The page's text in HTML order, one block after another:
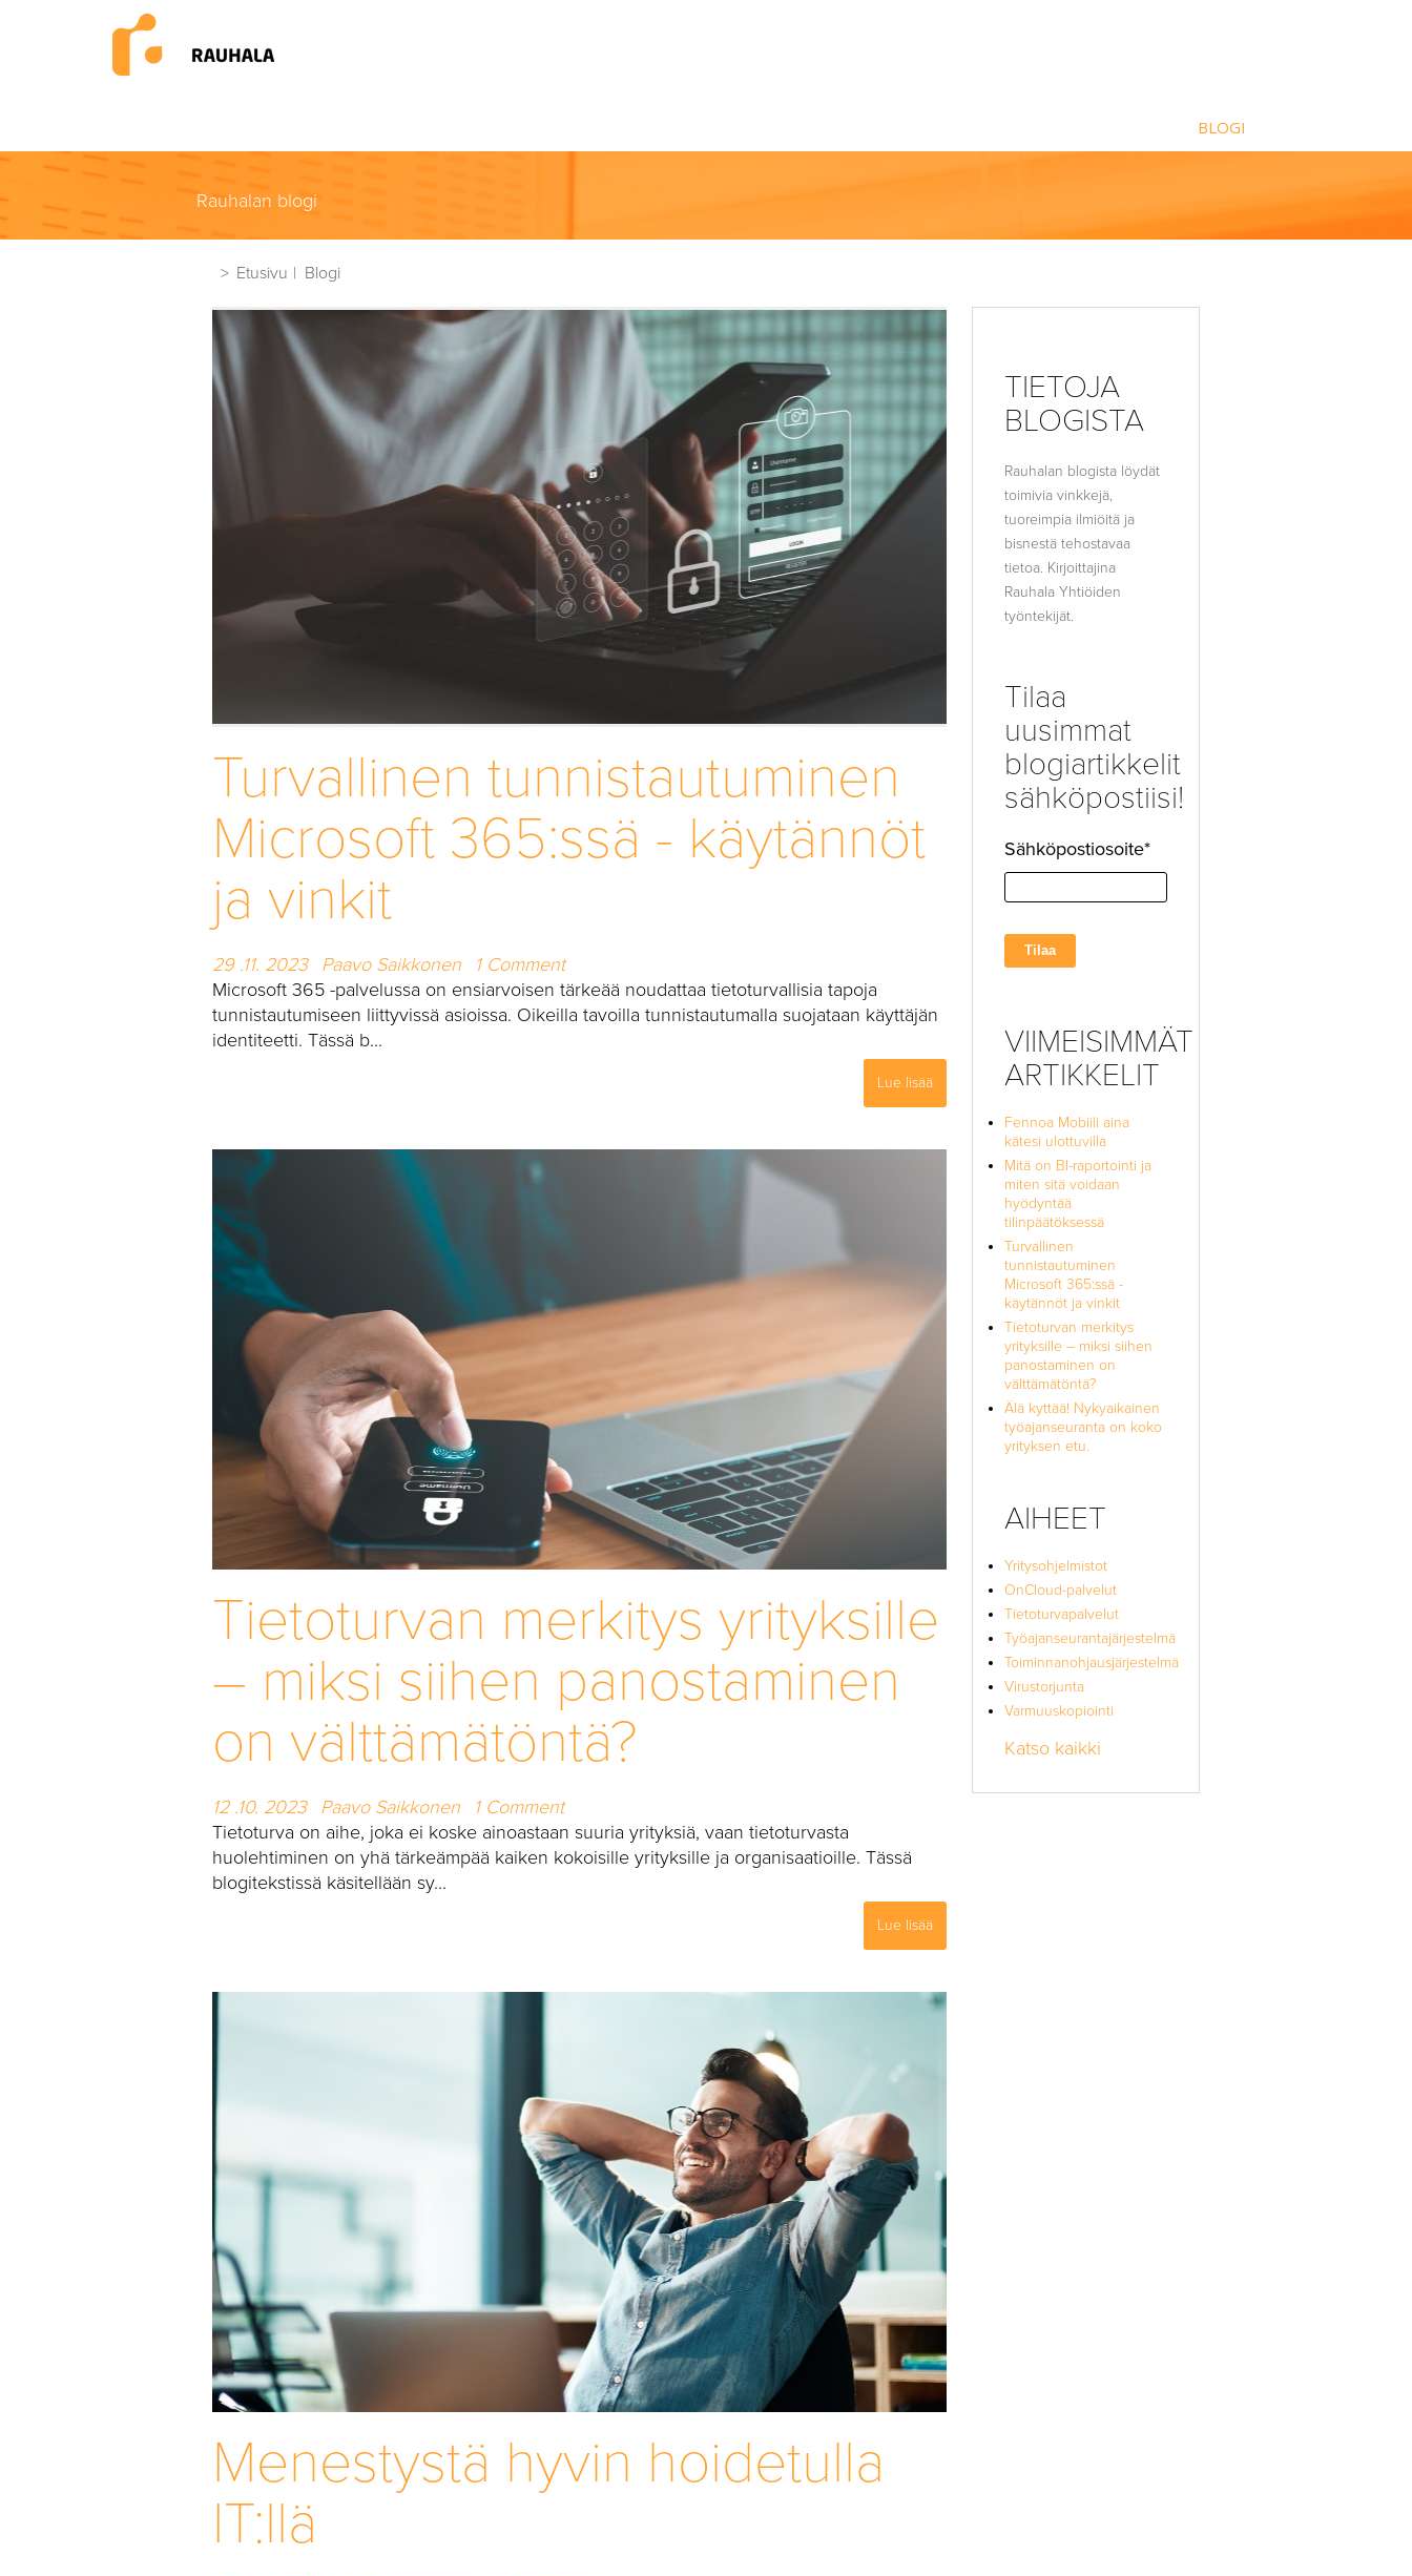
BLOGI
Rauhalan blogi
Etusivu Blogi
Turvallinen tunnistautuminen
Microsoft 365:ssä - käytännöt
ja vinkit
29 .11. 2023 Paavo Saikkonen
1 Comment
Microsoft 365 -palvelussa on ensiarvoisen tärkeää noudattaa tietoturvallisia tapoja
tunnistautumiseen liittyvissä asioissa. Oikeilla tavoilla tunnistautumalla suojataan käyttäjän
identiteetti. Tässä b...
Lue lisää
Tietoturvan merkitys yrityksille
– miksi siihen panostaminen
on välttämätöntä?
12 .10. 2023 Paavo Saikkonen
1 Comment
Tietoturva on aihe, joka ei koske ainoastaan suuria yrityksiä, vaan tietoturvasta
huolehtiminen on yhä tärkeämpää kaiken kokoisille yrityksille ja organisaatioille. Tässä
blogitekstissä käsitellään sy...
Lue lisää
Menestystä hyvin hoidetulla
IT:llä
TIETOJA
BLOGISTA
Rauhalan blogista löydät
toimivia vinkkejä,
tuoreimpia ilmiöitä ja
bisnestä tehostavaa
tietoa. Kirjoittajina
Rauhala Yhtiöiden
työntekijät.
Tilaa
uusimmat
blogiartikkelit
sähköpostiisi!
Sähköpostiosoite*
VIIMEISIMMÄT
ARTIKKELIT
Fennoa Mobiili aina
kätesi ulottuvilla
Mitä on BI-raportointi ja
miten sitä voidaan
hyödyntää
tilinpäätöksessä
Turvallinen
tunnistautuminen
Microsoft 365:ssä -
käytännöt ja vinkit
Tietoturvan merkitys
yrityksille – miksi siihen
panostaminen on
välttämätöntä?
Älä kyttää! Nykyaikainen
työajanseuranta on koko
yrityksen etu.
AIHEET
Yritysohjelmistot
OnCloud-palvelut
Tietoturvapalvelut
Työajanseurantajärjestelmä
Toiminnanohjausjärjestelmä
Virustorjunta
Varmuuskopiointi
Katso kaikki